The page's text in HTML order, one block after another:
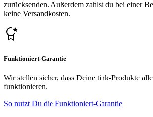
zurücksenden. Außerdem zahlst du bei einer
keine Versandkosten.
Funktioniert-Garantie
Wir stellen sicher, dass Deine tink-Produkte
funktionieren.
So nutzt Du die Funktioniert-Garantie